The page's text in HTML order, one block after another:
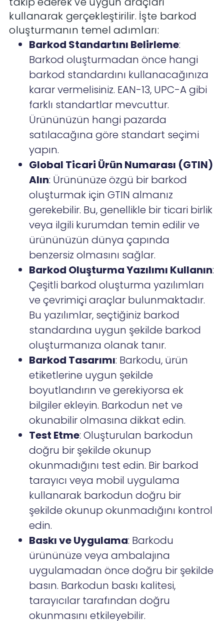
kullanarak gerçekleştirilir. İşte barkod
oluşturmanın temel adımları:
Barkod Standartını Belirleme:
Barkod oluşturmadan önce hangi
barkod standardını kullanacağınıza
karar vermelisiniz. EAN-13, UPC-A gibi
farklı standartlar mevcuttur.
Ürününüzün hangi pazarda
satılacağına göre standart seçimi
yapın.
Global Ticari Ürün Numarası (GTIN)
Alın: Ürününüze özgü bir barkod
oluşturmak için GTIN almanız
gerekebilir. Bu, genellikle bir ticari birlik
veya ilgili kurumdan temin edilir ve
ürününüzün dünya çapında
benzersiz olmasını sağlar.
Barkod Oluşturma Yazılımı Kullanın:
Çeşitli barkod oluşturma yazılımları
ve çevrimiçi araçlar bulunmaktadır.
Bu yazılımlar, seçtiğiniz barkod
standardına uygun şekilde barkod
oluşturmanıza olanak tanır.
Barkod Tasarımı: Barkodu, ürün
etiketlerine uygun şekilde
boyutlandırın ve gerekiyorsa ek
bilgiler ekleyin. Barkodun net ve
okunabilir olmasına dikkat edin.
Test Etme: Oluşturulan barkodun
doğru bir şekilde okunup
okunmadığını test edin. Bir barkod
tarayıcı veya mobil uygulama
kullanarak barkodun doğru bir
şekilde okunup okunmadığını kontrol
edin.
Baskı ve Uygulama: Barkodu
ürününüze veya ambalajına
uygulamadan önce doğru bir şekilde
basın. Barkodun baskı kalitesi,
tarayıcılar tarafından doğru
okunmasını etkileyebilir.